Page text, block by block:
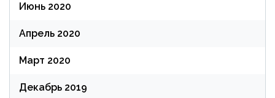
Июнь 2020
Апрель 2020
Март 2020
Декабрь 2019